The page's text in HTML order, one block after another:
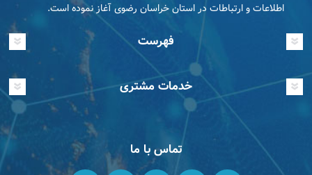
اطلاعات و ارتباطات در استان خراسان رضوی آغاز نموده است.
فهرست
خدمات مشتری
تماس با ما